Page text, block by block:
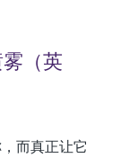
（英
而真正让它